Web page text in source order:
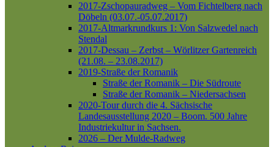
2017-Zschopauradweg – Vom Fichtelberg nach
Döbeln (03.07.-05.07.2017)
2017-Altmarkrundkurs 1: Von Salzwedel nach
Stendal
2017-Dessau – Zerbst – Wörlitzer Gartenreich
(21.08. – 23.08.2017)
2019-Straße der Romanik
Straße der Romanik – Die Südroute
Straße der Romanik – Niedersachsen
2020-Tour durch die 4. Sächsische
Landesausstellung 2020 – Boom. 500 Jahre
Industriekultur in Sachsen.
2026 – Der Mulde-Radweg